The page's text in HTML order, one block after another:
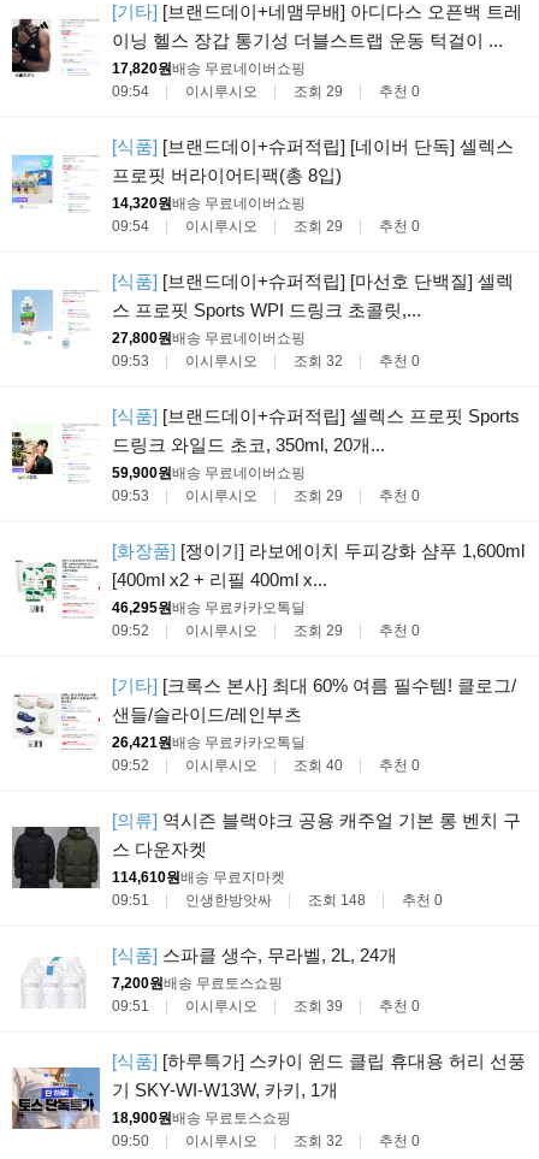
[기타] [브랜드데이+네맴무배] 아디다스 오픈백 트레
이닝 헬스 장갑 통기성 더블스트랩 운동 턱걸이 ...
17,820원배송 무료네이버쇼핑
09:54
이시루시오 조회 29 추천 0
[식품] [브랜드데이+슈퍼적립] [네이버 단독] 셀렉스
프로핏 버라이어티팩(총 8입)
14,320원배송 무료네이버쇼핑
09:54
이시루시오 조회 29 추천 0
[식품] [브랜드데이+슈퍼적립] [마선호 단백질] 셀렉
스 프로핏 Sports WPI 드링크 초콜릿,...
27,800원배송 무료네이버쇼핑
09:53
이시루시오 조회 32 추천 0
[식품] [브랜드데이+슈퍼적립] 셀렉스 프로핏 Sports
드링크 와일드 초코, 350ml, 20개...
59,900원배송 무료네이버쇼핑
09:53
이시루시오 조회 29 추천 0
[화장품] [쟁이기] 라보에이치 두피강화 샴푸 1,600ml
[400ml x2 + 리필 400ml x...
46,295원배송 무료카카오톡딜
09:52
이시루시오 조회 29 추천 0
[기타] [크록스 본사] 최대 60% 여름 필수템! 클로그/
샌들/슬라이드/레인부츠
26,421원배송 무료카카오톡딜
09:52
이시루시오 조회 40 추천 0
[의류] 역시즌 블랙야크 공용 캐주얼 기본 롱 벤치 구
스 다운자켓
114,610원배송 무료지마켓
09:51
인생한방앗싸 조회 148 추천 0
[식품] 스파클 생수, 무라벨, 2L, 24개
7,200원배송 무료토스쇼핑
09:51
이시루시오 조회 39 추천 0
[식품] [하루특가] 스카이 윈드 클립 휴대용 허리 선풍
기 SKY-WI-W13W, 카키, 1개
18,900원배송 무료토스쇼핑
09:50
이시루시오 조회 32 추천 0